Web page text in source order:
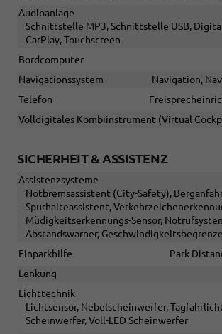
Audioanlage
Schnittstelle MP3, Schnittstelle USB,
CarPlay, Touchscreen
Bordcomputer
Navigationssystem
Navigation,
Telefon
Volldigitales Kombiinstrument (Virtual
SICHERHEIT & ASSISTENZ
Assistenzsysteme
Notbremsassistent (City-Safety),
Spurhalteassistent,
Müdigkeitserkennungs-Sensor,
Abstandswarner,
Einparkhilfe
Park
Lenkung
Lichttechnik
Lichtsensor, Nebelscheinwerfer,
Scheinwerfer, Voll-LED Scheinwerfer